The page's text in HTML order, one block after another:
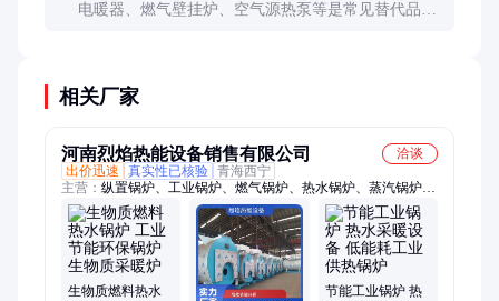
电暖器、燃气壁挂炉、空气源热泵等是常见替代品，
相关厂家
河南烈焰热能设备销售有限公司
洽谈
出价迅速
真实性已核验 青海西宁
主营： 纵置锅炉、工业锅炉、燃气锅炉、热水锅炉、蒸汽锅炉、
横置锅炉、冷凝锅炉、燃煤锅炉、环保锅炉、采暖锅炉、燃油锅
炉、导热油锅炉、汽水两用锅炉、生物质颗粒锅炉
生物质燃料热水
节能工业锅炉 热